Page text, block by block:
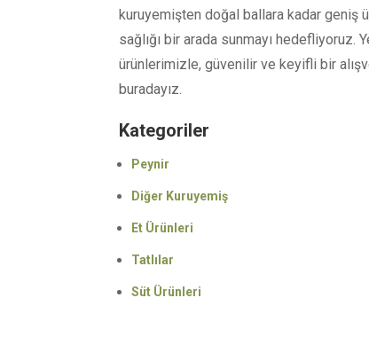
kuruyemişten doğal ballara kadar geniş
sağlığı bir arada sunmayı hedefliyoruz.
ürünlerimizle, güvenilir ve keyifli bir
buradayız.
Kategoriler
Peynir
Diğer Kuruyemiş
Et Ürünleri
Tatlılar
Süt Ürünleri